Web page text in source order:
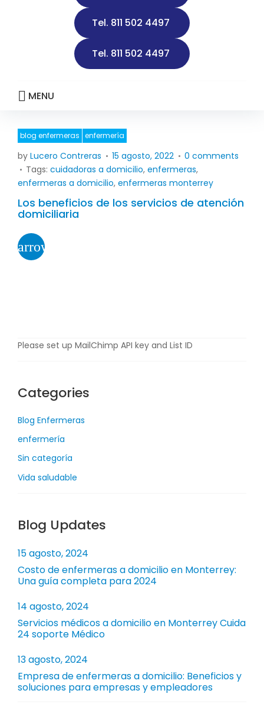
a
MENU
Tel. 811 502 4497
Tel. 811 502 4497
D
í
a
:
1
5
a
g
2
2
blog enfermeras enfermería
by Lucero Contreras 15 agosto, 2022
0 comments
Tags: cuidadoras a domicilio, enfermeras,
enfermeras a domicilio, enfermeras monterrey
Los beneficios de los servicios de atención
domiciliaria
arrow_forward
Please set up MailChimp API key and List ID
Categories
Blog Enfermeras
enfermería
Sin categoría
Vida saludable
Blog Updates
Costo de enfermeras a domicilio en Monterrey:
Una guía completa para 2024
15 agosto, 2024
Servicios médicos a domicilio en Monterrey Cuida
24 soporte Médico
14 agosto, 2024
Empresa de enfermeras a domicilio: Beneficios y
soluciones para empresas y empleadores
13 agosto, 2024